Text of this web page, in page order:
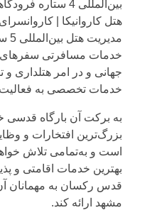
بین‌المللی 4 ستاره فرودگاهی رمیس
هتل کاروانیکا |
خدمات مسافرتی
جهانی و در امر هتلداری
خدمات تخصصی به فعالیت
به برکت آن بارگاه قدسی
بزرگ‌ترین افتخارات و
است و به‌تمامی تلاش
بهترین خدمات اقامتی و
قدس رکسان به مهمانان
مشهد ارائه کند.